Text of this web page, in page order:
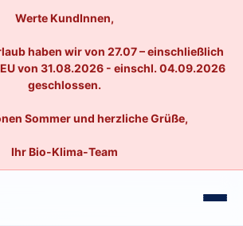
Werte KundInnen,
haben wir von 27.07 – einschließlich
von 31.08.2026 - einschl. 04.09.2026
geschlossen.
Sommer und herzliche Grüße,
Ihr Bio-Klima-Team